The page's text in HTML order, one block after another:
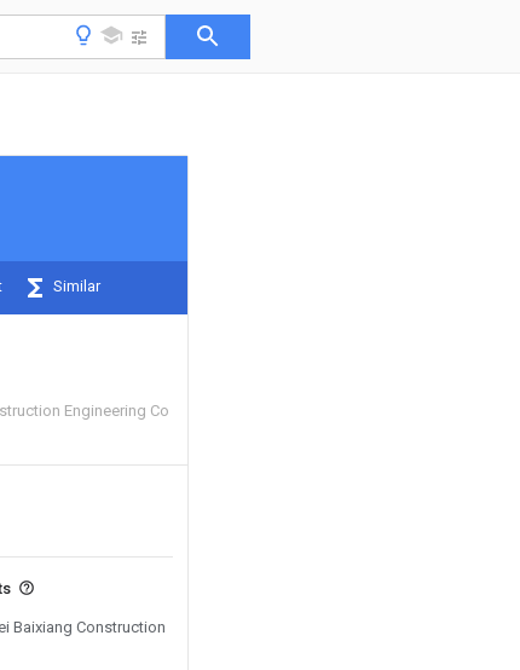
Similar
Engineering Co
Baixiang Construction